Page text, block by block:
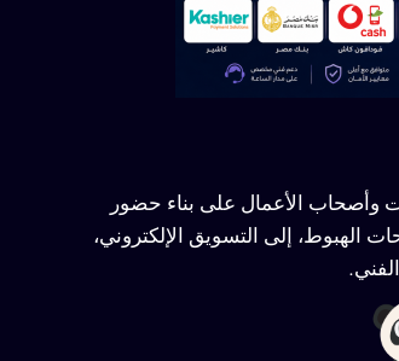
وأصحاب الأعمال على بناء حضور
الهبوط، إلى التسويق الإلكتروني،